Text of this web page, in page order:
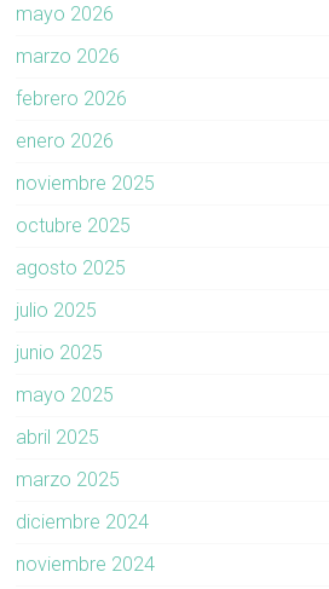
mayo 2026
marzo 2026
febrero 2026
enero 2026
noviembre 2025
octubre 2025
agosto 2025
julio 2025
junio 2025
mayo 2025
abril 2025
marzo 2025
diciembre 2024
noviembre 2024